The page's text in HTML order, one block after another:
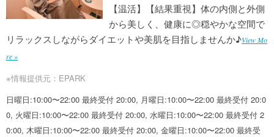
【温活】【結果重視】体の内側と外側
から美しく、健康に◎穏やかな空間で
リラックスしながらダイエットや美肌を目指しませんか♪View Mo
re »
※情報提供元：EPARK
日曜日:10:00〜22:00 最終受付 20:00, 月曜日:10:00〜22:00 最終受付 20:0
0, 火曜日:10:00〜22:00 最終受付 20:00, 水曜日:10:00〜22:00 最終受付 2
0:00, 木曜日:10:00〜22:00 最終受付 20:00, 金曜日:10:00〜22:00 最終受